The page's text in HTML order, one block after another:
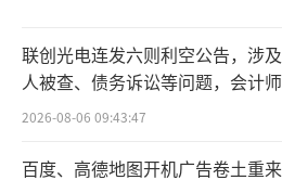
除了零食有鸣外，区
的例子也不胜枚举。像
记、零食很能嗨等平台，
多年来一直是多种业态并
较好的发展态势。而网批
联创光电连发六则利空公告，涉
人被查、债务诉讼等问题，会计
所曾出具“保留意见”
2026-08-06 09:43:47
百度、高德地图开机广告卷土重